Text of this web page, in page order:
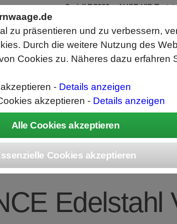
Edelstahl
Seriell RS232 auf USB HID Tastatur
Schnittstellenkonverter
RS232 Daten in Computer Anwendungen
Funktioniert wie eine USB Tastatur, Ausgabe an
Verwendet Standard USB Tastatur Systemtreiber
Datenbearbeitung vor Ausgabe möglich.
zu präsentieren und zu verbessern,
Durch die weitere Nutzung des
Cookies zu. Näheres dazu erfahren
- Details anzeigen
akzeptieren - Details anzeigen